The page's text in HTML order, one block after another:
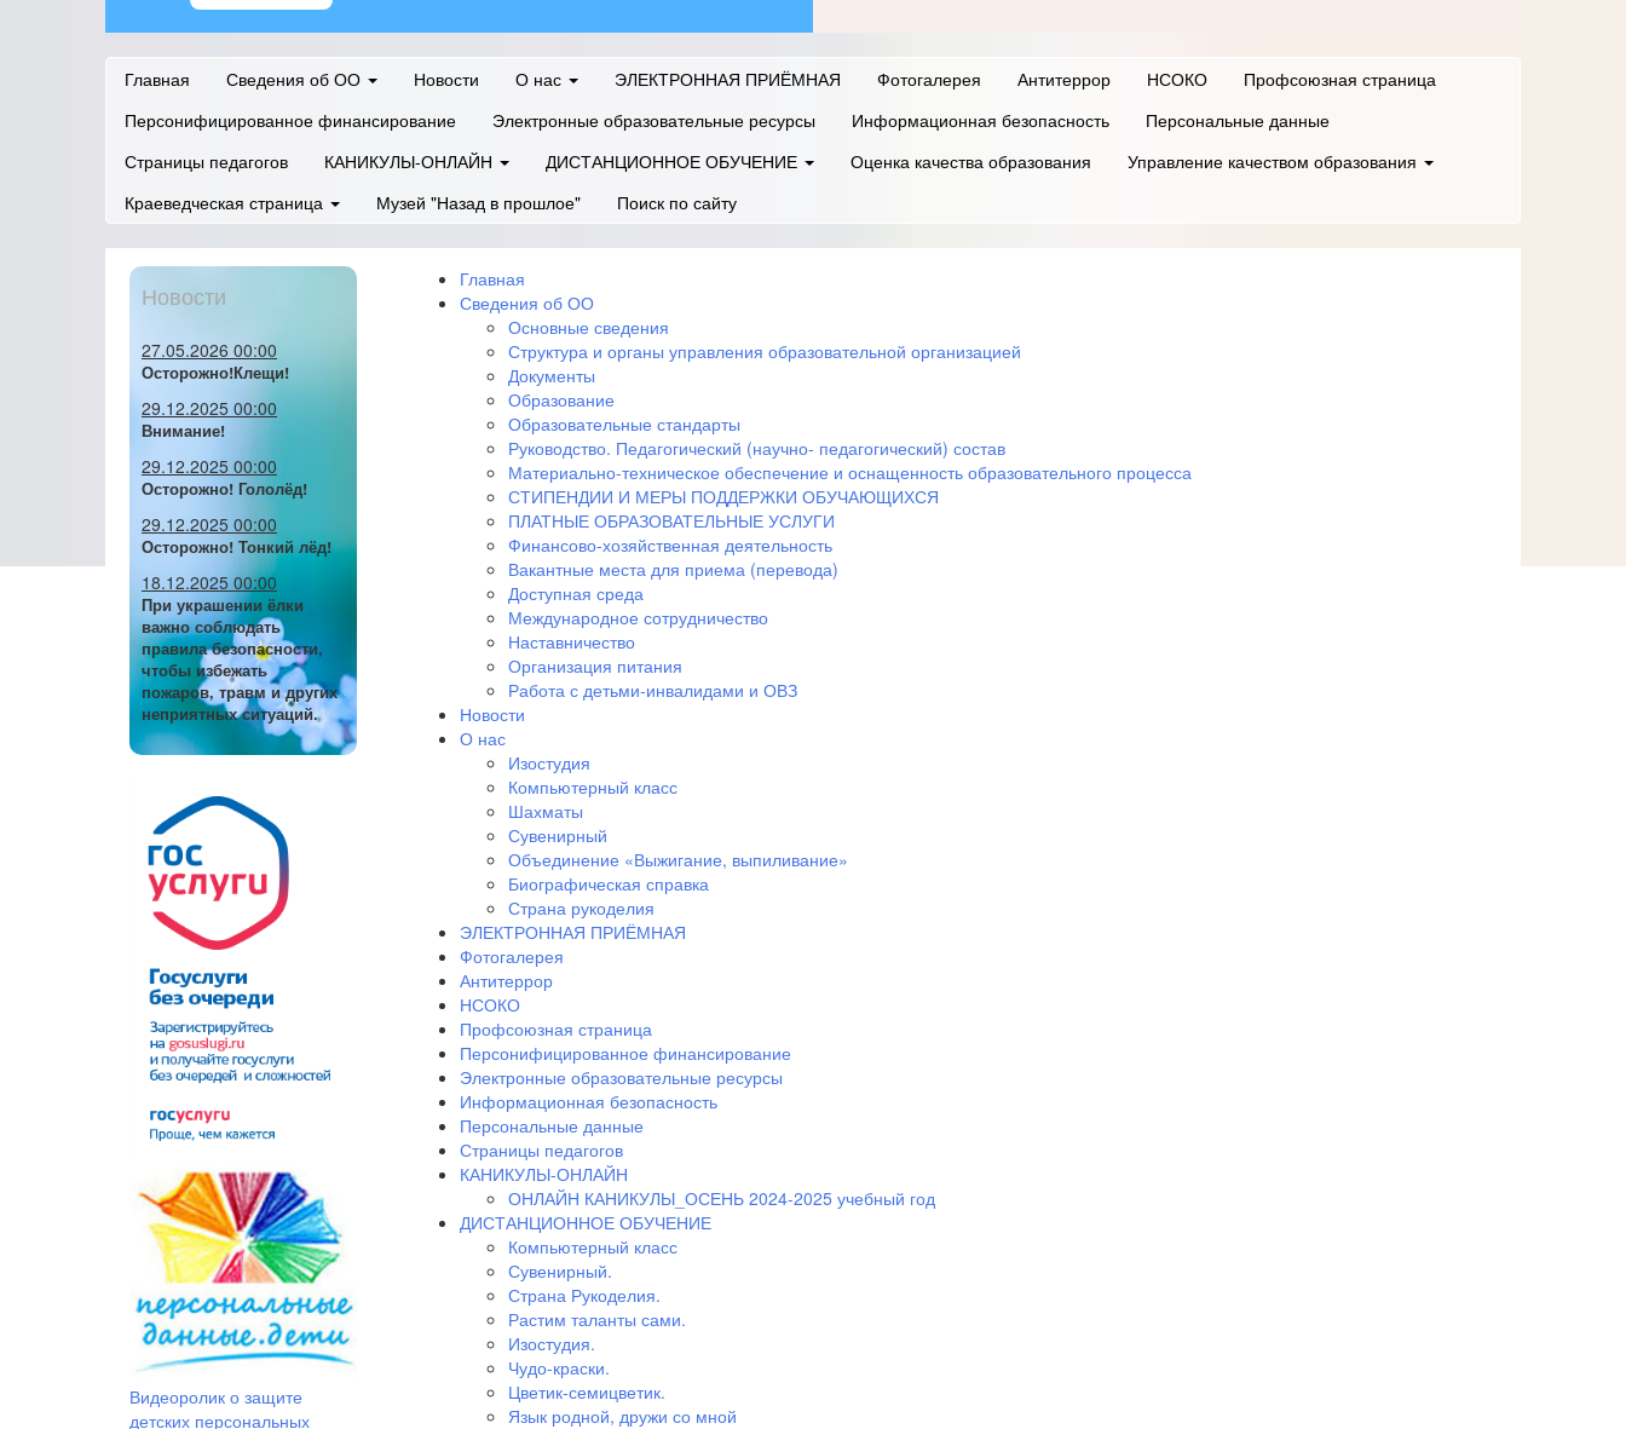
Главная Сведения об ОО Новости О нас ЭЛЕКТРОННАЯ ПРИЁМНАЯ Фотогалерея Антитеррор НСОКО
Профсоюзная страница
Персонифицированное финансирование
Электронные образовательные ресурсы Информационная безопасность
Персональные данные
Страницы педагогов
КАНИКУЛЫ-ОНЛАЙН ДИСТАНЦИОННОЕ ОБУЧЕНИЕ Оценка качества образования
Управление качеством образования
Краеведческая страница
Музей "Назад в прошлое" Поиск по сайту
Новости
27.05.2026 00:00
Осторожно!Клещи!
29.12.2025 00:00
Внимание!
29.12.2025 00:00
Осторожно! Гололёд!
29.12.2025 00:00
Осторожно! Тонкий лёд!
18.12.2025 00:00
При украшении ёлки
важно соблюдать
правила безопасности,
чтобы избежать
пожаров, травм и других
неприятных ситуаций.
Видеоролик о защите
детских персональных
Главная
Сведения об ОО
Основные сведения
Структура и органы управления образовательной организацией
Документы
Образование
Образовательные стандарты
Руководство. Педагогический (научно- педагогический) состав
Материально-техническое обеспечение и оснащенность образовательного процесса
СТИПЕНДИИ И МЕРЫ ПОДДЕРЖКИ ОБУЧАЮЩИХСЯ
ПЛАТНЫЕ ОБРАЗОВАТЕЛЬНЫЕ УСЛУГИ
Финансово-хозяйственная деятельность
Вакантные места для приема (перевода)
Доступная среда
Международное сотрудничество
Наставничество
Организация питания
Работа с детьми-инвалидами и ОВЗ
Новости
О нас
Изостудия
Компьютерный класс
Шахматы
Сувенирный
Объединение «Выжигание, выпиливание»
Биографическая справка
Страна рукоделия
ЭЛЕКТРОННАЯ ПРИЁМНАЯ
Фотогалерея
Антитеррор
НСОКО
Профсоюзная страница
Персонифицированное финансирование
Электронные образовательные ресурсы
Информационная безопасность
Персональные данные
Страницы педагогов
КАНИКУЛЫ-ОНЛАЙН
ОНЛАЙН КАНИКУЛЫ_ОСЕНЬ 2024-2025 учебный год
ДИСТАНЦИОННОЕ ОБУЧЕНИЕ
Компьютерный класс
Сувенирный.
Страна Рукоделия.
Растим таланты сами.
Изостудия.
Чудо-краски.
Цветик-семицветик.
Язык родной, дружи со мной